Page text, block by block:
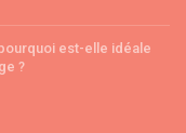
est-elle idéale
?